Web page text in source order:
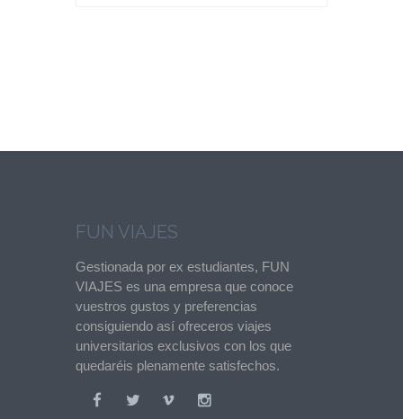
FUN VIAJES
Gestionada por ex estudiantes, FUN
VIAJES es una empresa que conoce
vuestros gustos y preferencias
consiguiendo así ofreceros viajes
universitarios exclusivos con los que
quedaréis plenamente satisfechos.